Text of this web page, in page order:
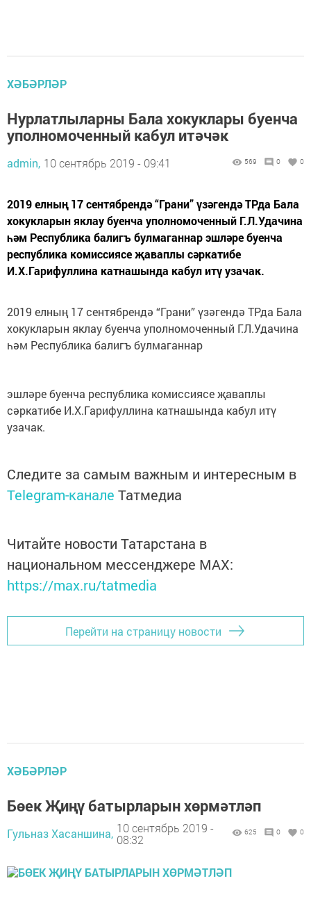
ХӘБӘРЛӘР
Нурлатлыларны Бала хокуклары буенча
уполномоченный кабул итәчәк
admin, 10 сентябрь 2019 - 09:41 569 0 0
2019 елның 17 сентябрендә “Грани” үзәгендә ТРда Бала
хокукларын яклау буенча уполномоченный Г.Л.Удачина
һәм Республика балигъ булмаганнар эшләре буенча
республика комиссиясе җаваплы сәркатибе
И.Х.Гарифуллина катнашында кабул итү узачак.
2019 елның 17 сентябрендә “Грани” үзәгендә ТРда Бала
хокукларын яклау буенча уполномоченный Г.Л.Удачина
һәм Республика балигъ булмаганнар
эшләре буенча республика комиссиясе җаваплы
сәркатибе И.Х.Гарифуллина катнашында кабул итү
узачак.
Следите за самым важным и интересным в
Telegram-канале Татмедиа
Читайте новости Татарстана в
национальном мессенджере MАХ:
https://max.ru/tatmedia
Перейти на страницу новости
ХӘБӘРЛӘР
Бөек Җиңү батырларын хөрмәтләп
Гульназ Хасаншина, 10 сентябрь 2019 -
08:32
625 0 0